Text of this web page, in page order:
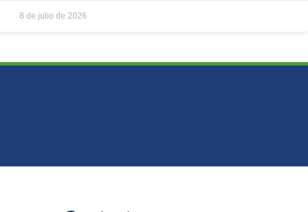
8 de julio de 2026